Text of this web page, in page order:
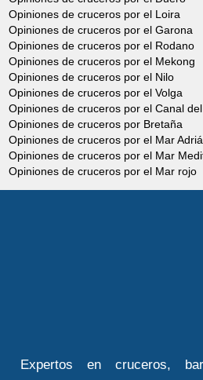
Opiniones de cruceros por el Loira
Opiniones de cruceros por el Garona
Opiniones de cruceros por el Rodano
Opiniones de cruceros por el Mekong
Opiniones de cruceros por el Nilo
Opiniones de cruceros por el Volga
Opiniones de cruceros por el Canal
Opiniones de cruceros por Bretaña
Opiniones de cruceros por el Mar
Opiniones de cruceros por el Mar
Opiniones de cruceros por el Mar rojo
Expertos en cruceros,